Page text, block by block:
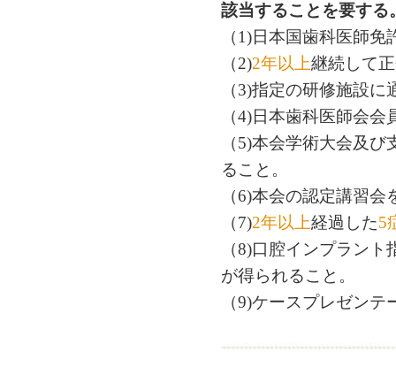
該当することを要する
（1)日本国歯科医師
（2)2年以上継続して
（3)指定の研修施設に
（4)日本歯科医師会
（5)本会学術大会及
ること。
（6)本会の認定講習
（7)2年以上経過した5
（8)口腔インプラン
が得られること。
（9)ケースプレゼン